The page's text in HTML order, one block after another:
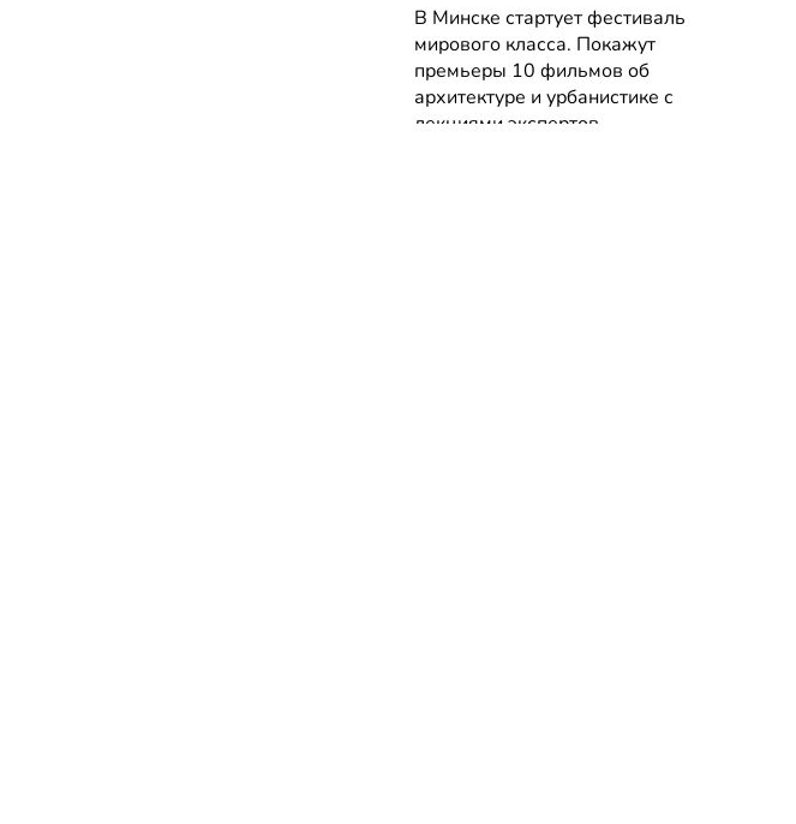
В Минске стартует фестиваль
мирового класса. Покажут
премьеры 10 фильмов об
архитектуре и урбанистике с
лекциями экспертов